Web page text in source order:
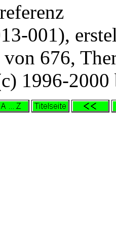
001),
676,
1996-